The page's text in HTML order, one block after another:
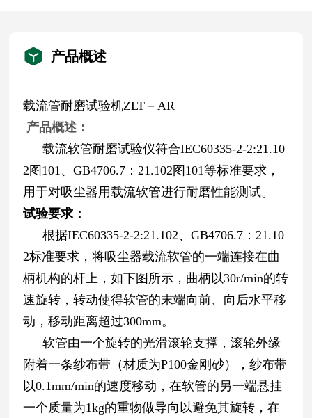
产品概述
载流管耐磨试验机ZLT－AR
产品概述 ：
载流软管耐磨试验仪符合IEC60335-2-2:21.10
2图101、GB4706.7 ：21.102 图101等标准要求，
用于对吸尘器用载流软管进行耐磨性能测试。
试验要求：
根据IEC60335-2-2:21.102、GB4706.7 ：21.10
2标准要求，将吸尘器载流软管的一端连接在曲
柄机构的杆上，如下图所示，曲柄以30r/min的转
速旋转，转动使得软管的末端向前、向后水平移
动，移动距离超过300mm。
软管由一个旋转的光滑滚轮支撑，滚轮外缘
附着一条纱布带（材质为P100金刚砂），纱布带
以0.1mm/min的速度移动，在软管的另一端悬挂
一个质量为1kg的重物做导向以避免其旋转，在